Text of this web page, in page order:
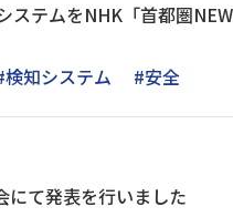
テムをNHK「首都圏
検知システム #安全
にて発表を行いました